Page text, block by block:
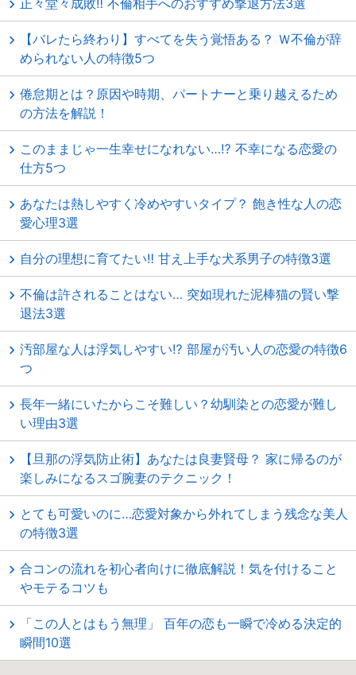
正々堂々成敗‼ 不倫相手へのおすすめ撃退方法3選
【バレたら終わり】すべてを失う覚悟ある？ Ｗ不倫が辞
められない人の特徴5つ
倦怠期とは？原因や時期、パートナーと乗り越えるため
の方法を解説！
このままじゃ一生幸せになれない…⁉ 不幸になる恋愛の
仕方5つ
あなたは熱しやすく冷めやすいタイプ？ 飽き性な人の恋
愛心理3選
自分の理想に育てたい‼ 甘え上手な犬系男子の特徴3選
不倫は許されることはない… 突如現れた泥棒猫の賢い撃
退法3選
汚部屋な人は浮気しやすい⁉ 部屋が汚い人の恋愛の特徴6
つ
長年一緒にいたからこそ難しい？幼馴染との恋愛が難し
い理由3選
【旦那の浮気防止術】あなたは良妻賢母？ 家に帰るのが
楽しみになるスゴ腕妻のテクニック！
とても可愛いのに…恋愛対象から外れてしまう残念な美人
の特徴3選
合コンの流れを初心者向けに徹底解説！気を付けること
やモテるコツも
「この人とはもう無理」 百年の恋も一瞬で冷める決定的
瞬間10選